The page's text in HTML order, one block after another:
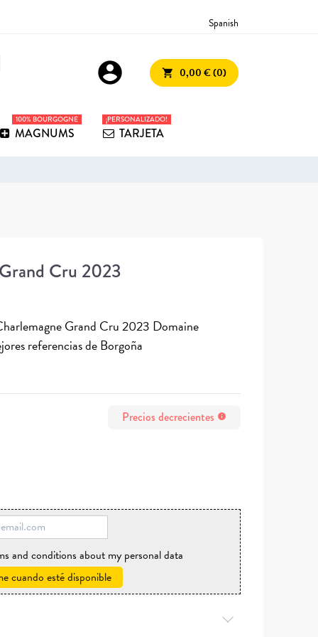
Spanish
account_circle shopping_cart 0,00 € (0)
MAGNUMS
100% BOURGOGNE
TARJETA
¡PERSONALIZADO!
Cru 2023
Grand Cru 2023 Domaine
referencias de Borgoña
Precios decrecientes info
and conditions about my personal data
cuando esté disponible